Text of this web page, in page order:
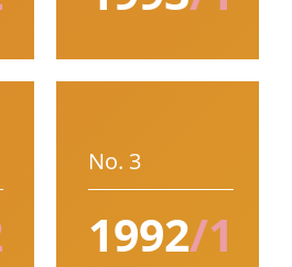
No. 3
1992/1